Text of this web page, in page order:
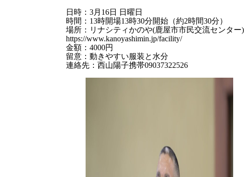
日時：3月16日 日曜日
時間：13時開場13時30分開始（約2時間30分）
場所：リナシティかのや(鹿屋市市民交流センター
https://www.kanoyashimin.jp/facility/
金額：4000円
留意：動きやすい服装と水分
連絡先：西山陽子携帯09037322526